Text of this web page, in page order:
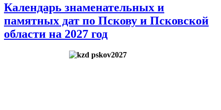
Календарь знаменательных и
памятных дат по Пскову и Псковской
области на 2027 год